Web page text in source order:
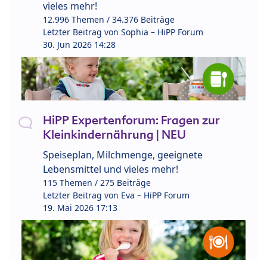
vieles mehr!
12.996 Themen / 34.376 Beiträge
Letzter Beitrag von Sophia – HiPP Forum
30. Jun 2026 14:28
HiPP Expertenforum: Fragen zur
Kleinkindernährung | NEU
Speiseplan, Milchmenge, geeignete
Lebensmittel und vieles mehr!
115 Themen / 275 Beiträge
Letzter Beitrag von Eva – HiPP Forum
19. Mai 2026 17:13